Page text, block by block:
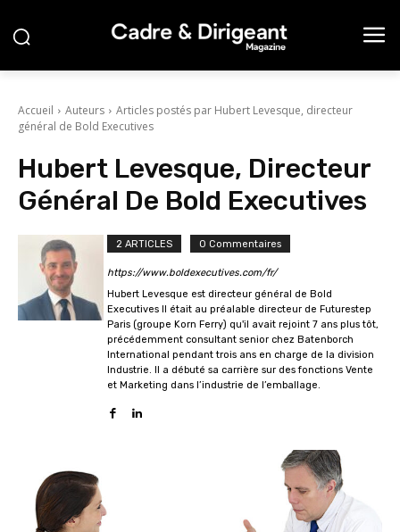
Accueil Auteurs
Articles postés par Hubert Levesque, directeur
général de Bold Executives
Hubert Levesque, Directeur
Général De Bold Executives
2 ARTICLES 0 Commentaires
https://www.boldexecutives.com/fr/
Hubert Levesque est directeur général de Bold
Executives Il était au préalable directeur de Futurestep
Paris (groupe Korn Ferry) qu'il avait rejoint 7 ans plus tôt,
précédemment consultant senior chez Batenborch
International pendant trois ans en charge de la division
Industrie. Il a débuté sa carrière sur des fonctions Vente
et Marketing dans l’industrie de l’emballage.